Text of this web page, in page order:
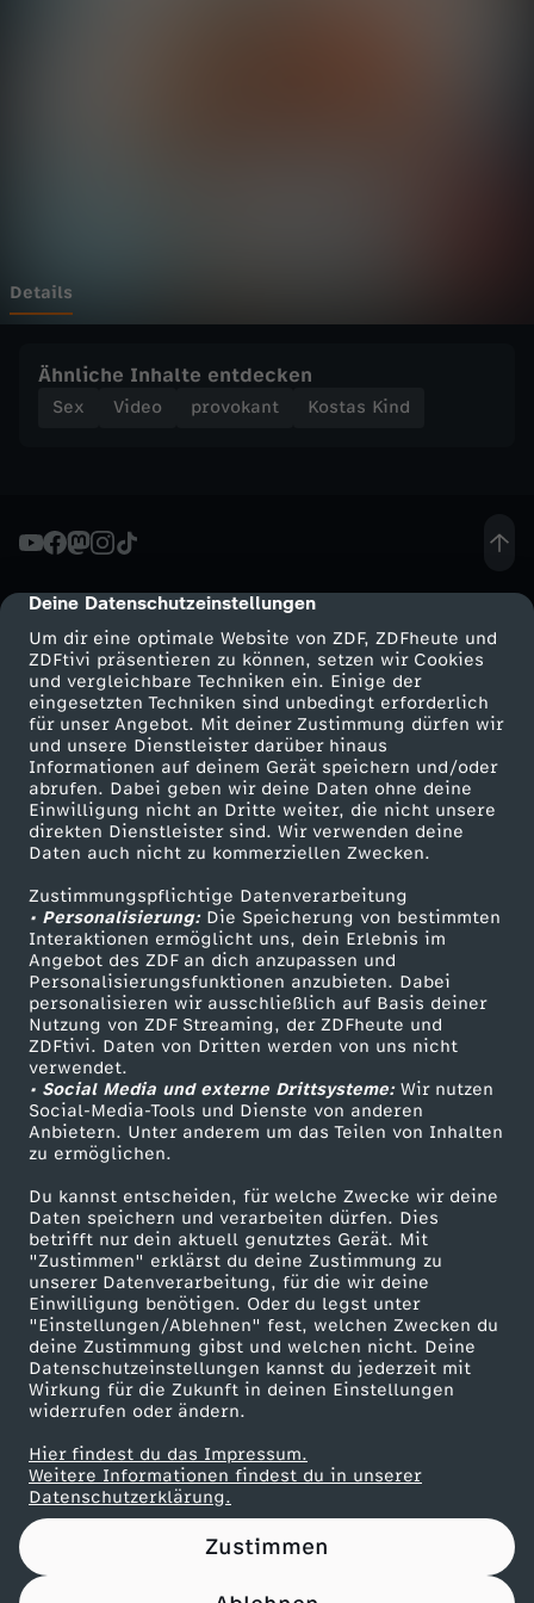
cmp-dialog-description
Deine Datenschutzeinstellungen
Um dir eine optimale Website von ZDF, ZDFheute und
ZDFtivi präsentieren zu können, setzen wir Cookies
und vergleichbare Techniken ein. Einige der
eingesetzten Techniken sind unbedingt erforderlich
für unser Angebot. Mit deiner Zustimmung dürfen wir
und unsere Dienstleister darüber hinaus
Informationen auf deinem Gerät speichern und/oder
abrufen. Dabei geben wir deine Daten ohne deine
Einwilligung nicht an Dritte weiter, die nicht unsere
direkten Dienstleister sind. Wir verwenden deine
Daten auch nicht zu kommerziellen Zwecken.
Zustimmungspflichtige Datenverarbeitung
• Personalisierung:Die Speicherung von bestimmten
Interaktionen ermöglicht uns, dein Erlebnis im
Angebot des ZDF an dich anzupassen und
Personalisierungsfunktionen anzubieten. Dabei
personalisieren wir ausschließlich auf Basis deiner
Nutzung von ZDF Streaming, der ZDFheute und
ZDFtivi. Daten von Dritten werden von uns nicht
verwendet.
• Social Media und externe Drittsysteme:Wir nutzen
Social-Media-Tools und Dienste von anderen
Anbietern. Unter anderem um das Teilen von Inhalten
zu ermöglichen.
Du kannst entscheiden, für welche Zwecke wir deine
Daten speichern und verarbeiten dürfen. Dies
betrifft nur dein aktuell genutztes Gerät. Mit
"Zustimmen" erklärst du deine Zustimmung zu
unserer Datenverarbeitung, für die wir deine
Einwilligung benötigen. Oder du legst unter
"Einstellungen/Ablehnen" fest, welchen Zwecken du
deine Zustimmung gibst und welchen nicht. Deine
Datenschutzeinstellungen kannst du jederzeit mit
Wirkung für die Zukunft in deinen Einstellungen
widerrufen oder ändern.
Hier findest du das Impressum.
Weitere Informationen findest du in unserer
Datenschutzerklärung.
Zustimmen
D
r
e
r
f
e
k
t
e
D
r
e
i
e
r
"
-
K
N
O
Details
Ähnliche Inhalte entdecken
Sex Video provokant Kostas Kind
Mehr ZDF
ZDF-Apps
Smart TV
ZDFtext
Livestreams
Sendungen A-Z
TV-Programm
Service
ZDFmitreden
Kontakt zum ZDF
Tickets
Zuschauerservice
Hilfe
ZDF Unternehmen
Karriere
ZDF goes Schule
Werbefernsehen
Mainzelmännchen
Partner